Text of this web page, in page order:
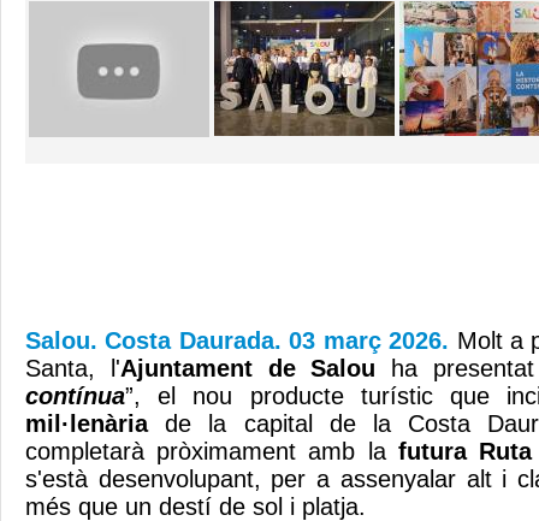
Salou. Costa Daurada. 03 març 2026. Molt a
Santa, l'Ajuntament de Salou ha
contínua”, el nou producte turístic que
mil·lenàriade la capital de la Costa
completarà pròximament amb la futura
s'està desenvolupant, per a assenyalar alt i
més que un destí de sol i platja.